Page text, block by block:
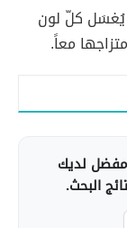
يُغسَل كلّ لون
معاً.
لديك
البحث.